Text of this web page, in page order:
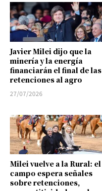
Javier Milei dijo que la
minería y la energía
financiarán el final de las
retenciones al agro
27/07/2026
Milei vuelve a la Rural: el
campo espera señales
sobre retenciones,